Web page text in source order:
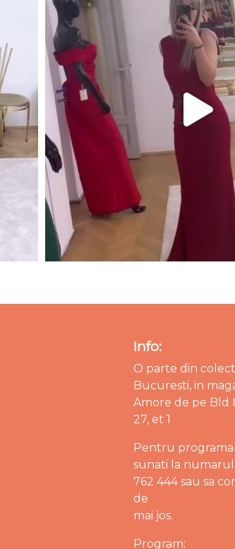
Info:
O parte din
Bucuresti, in
Amore de pe Bld
27, et 1
Pentru
sunati la
762 444 sau sa
de
mai jos.
Program: